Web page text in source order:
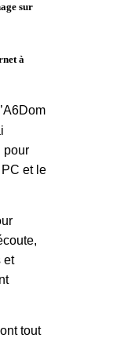
sur
à
pour
PC et le
et
tout